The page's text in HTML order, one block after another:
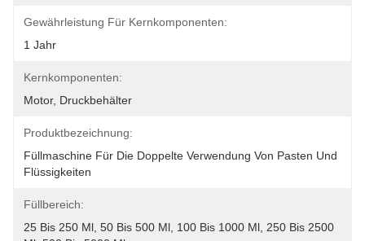
Gewährleistung Für Kernkomponenten:
1 Jahr
Kernkomponenten:
Motor, Druckbehälter
Produktbezeichnung:
Füllmaschine Für Die Doppelte Verwendung Von Pasten Und
Flüssigkeiten
Füllbereich:
25 Bis 250 Ml, 50 Bis 500 Ml, 100 Bis 1000 Ml, 250 Bis 2500